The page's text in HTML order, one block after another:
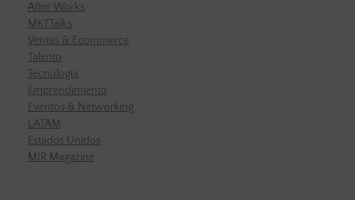
After Works
MKTTalks
Ventas & Ecommerce
Talento
Tecnología
Emprendimiento
Eventos & Networking
LATAM
Estados Unidos
MIR Magazine